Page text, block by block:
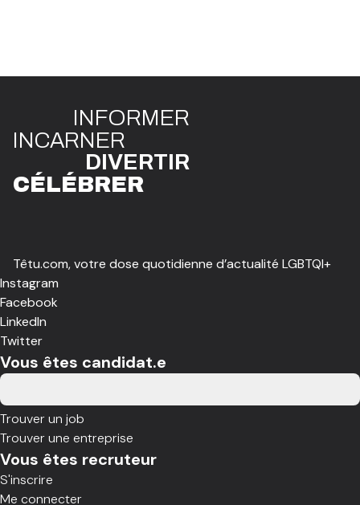
INFORMER
INCARNER
DIVERTIR
CÉLÉBRER
Têtu.com, votre dose quotidienne d’actualité LGBTQI+
Instagram
Facebook
LinkedIn
Twitter
Vous êtes candidat.e
Trouver un job
Trouver une entreprise
Vous êtes recruteur
S'inscrire
Me connecter